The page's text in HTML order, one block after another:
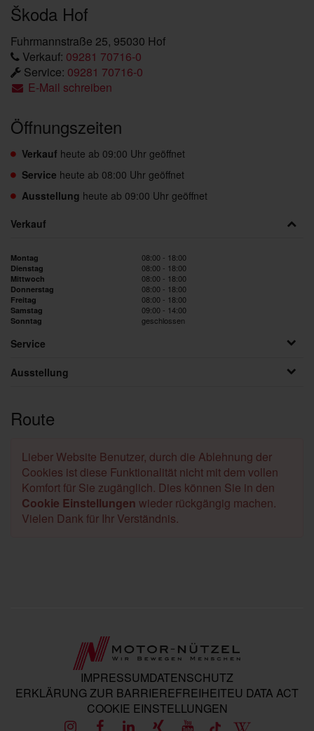
Škoda Hof
Fuhrmannstraße 25, 95030 Hof
Verkauf: 09281 70716-0
Service: 09281 70716-0
E-Mail schreiben
Öffnungszeiten
Verkauf heute ab 09:00 Uhr geöffnet
Service heute ab 08:00 Uhr geöffnet
Ausstellung heute ab 09:00 Uhr geöffnet
Verkauf
Montag 08:00 - 18:00
Dienstag 08:00 - 18:00
Mittwoch 08:00 - 18:00
Donnerstag 08:00 - 18:00
Freitag 08:00 - 18:00
Samstag 09:00 - 14:00
Sonntag geschlossen
Service
Ausstellung
Route
Lieber Website Benutzer, durch die Ablehnung der
Cookies ist diese Funktionalität nicht mit dem vollen
Komfort für Sie zugänglich. Dies können Sie in den
Cookie Einstellungen wieder rückgängig machen.
Vielen Dank für Ihr Verständnis.
IMPRESSUMDATENSCHUTZ
ERKLÄRUNG ZUR BARRIEREFREIHEITEU DATA ACT
COOKIE EINSTELLUNGEN